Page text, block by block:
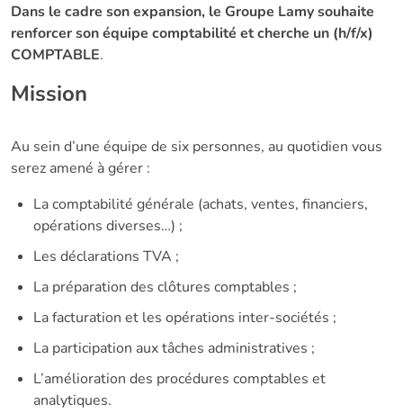
Dans le cadre son expansion, le Groupe Lamy souhaite
renforcer son équipe comptabilité et cherche un (h/f/x)
COMPTABLE.
Mission
Au sein d’une équipe de six personnes, au quotidien vous
serez amené à gérer :
La comptabilité générale (achats, ventes, financiers,
opérations diverses…) ;
Les déclarations TVA ;
La préparation des clôtures comptables ;
La facturation et les opérations inter-sociétés ;
La participation aux tâches administratives ;
L’amélioration des procédures comptables et
analytiques.